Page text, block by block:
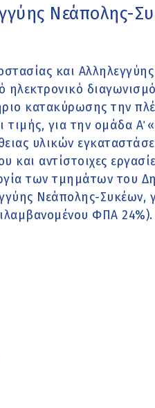
Νεάπολης-
και
ηλεκτρονικό
κατακύρωσης την
για την ομάδα Α΄
υλικών
και αντίστοιχες
των τμημάτων του
Νεάπολης-Συκέων,
ΦΠΑ 24%).